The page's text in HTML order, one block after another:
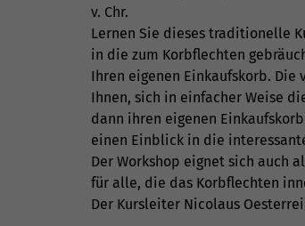
v. Chr.
Lernen Sie dieses traditionelle
in die zum Korbflechten
Ihren eigenen Einkaufskorb.
Ihnen, sich in einfacher Weise
dann ihren eigenen
einen Einblick in die
Der Workshop eignet sich auch
für alle, die das Korbflechten
Der Kursleiter Nicolaus